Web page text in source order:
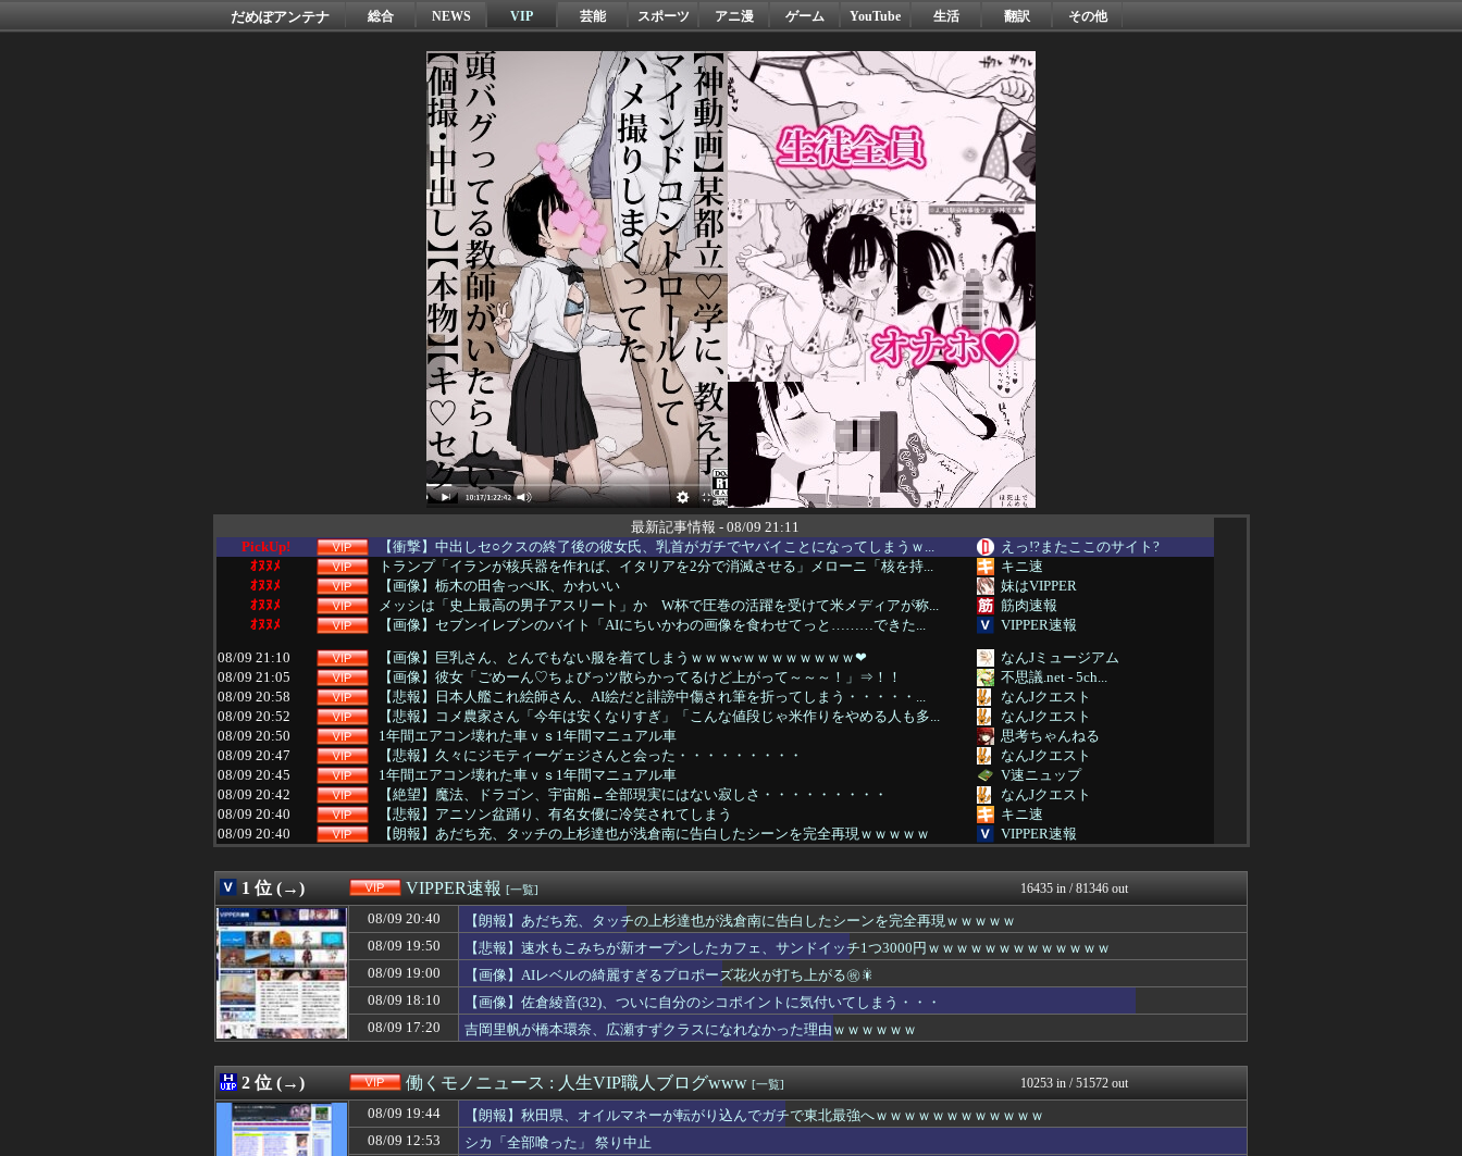
だめぽアンテナ 総合 NEWS VIP 芸能 スポーツ アニ漫 ゲーム YouTube 生活 翻訳 その他
最新記事情報 - 08/09 21:11
PickUp!
【衝撃】中出しセ○クスの終了後の彼女氏、乳首がガチでヤバイことになってしまうｗ...
えっ!?またここのサイト?
ｵﾇﾇﾒ
トランプ「イランが核兵器を作れば、イタリアを2分で消滅させる」メローニ「核を持...
キニ速
ｵﾇﾇﾒ
【画像】栃木の田舎っぺJK、かわいい
妹はVIPPER
ｵﾇﾇﾒ
メッシは「史上最高の男子アスリート」か W杯で圧巻の活躍を受けて米メディアが称...
筋肉速報
ｵﾇﾇﾒ
【画像】セブンイレブンのバイト「AIにちいかわの画像を食わせてっと………できた...
VIPPER速報
08/09 21:10
【画像】巨乳さん、とんでもない服を着てしまうｗｗｗwｗｗｗｗｗｗｗｗ❤
なんJミュージアム
08/09 21:05
【画像】彼女「ごめーん♡ちょびっツ散らかってるけど上がって～～～！」⇒！！
不思議.net - 5ch...
08/09 20:58
【悲報】日本人艦これ絵師さん、AI絵だと誹謗中傷され筆を折ってしまう・・・・・...
なんJクエスト
08/09 20:52
【悲報】コメ農家さん「今年は安くなりすぎ」「こんな値段じゃ米作りをやめる人も多...
なんJクエスト
08/09 20:50
1年間エアコン壊れた車ｖｓ1年間マニュアル車
思考ちゃんねる
08/09 20:47
【悲報】久々にジモティーゲェジさんと会った・・・・・・・・・
なんJクエスト
08/09 20:45
1年間エアコン壊れた車ｖｓ1年間マニュアル車
V速ニュップ
08/09 20:42
【絶望】魔法、ドラゴン、宇宙船←全部現実にはない寂しさ・・・・・・・・・
なんJクエスト
08/09 20:40
【悲報】アニソン盆踊り、有名女優に冷笑されてしまう
キニ速
08/09 20:40
【朗報】あだち充、タッチの上杉達也が浅倉南に告白したシーンを完全再現ｗｗｗｗｗ
VIPPER速報
08/09 20:37
【悲報】銀だこさん、88人しか買えない88円に都民が大行列ｗｗｗｗｗｗｗｗｗｗ
なんJクエスト
08/09 20:35
【画像】実は甲子園アルプスで本気チアしてた坂道メンバーたち
ラビット速報
08/09 20:35
【動画】かもしれない運転、限界突破・・・・・
08/09 20:35
【唖然】ラーメン屋さん「席でおむつ交換はちょっと・・」 パパ「子どもとか育てた...
不思議.net - 5ch...
08/09 20:34
【画像】志田未来(33)のおっぱいwwwwwwww
筋肉速報
08/09 20:32
【画像】風俗に行くと毎回こういう恵体メロンお姉さん(35)を指名してしまうｗｗ...
08/09 20:32
【悲報】鈴木福さん、22歳を迎えた現在の恋愛事情を語るｗｗｗｗｗｗｗｗｗｗ
なんJクエスト
08/09 20:30
痩せたい奴はブラックコーヒー飲め
あらまめ2ch
08/09 20:30
【画像】漫画家あだち充、タッチの告白シーンから40年記念で自分自身が浅倉南にな...
08/09 20:27
【悲報】膳場貴子さん「核兵器のない世界…現実はどうなのでしょう」長崎原爆投下か...
なんJクエスト
08/09 20:25
【驚愕】ブス女にチンコしごかれたらｗｗｗｗｗｗｗｗｗｗｗwwww
バズッター速報
08/09 20:25
医者「麻酔かけますよー」 わい(全身麻酔に耐えて見せる！うおおおおおお！！！！...
08/09 20:22
【朗報】法定速度絶対守るマン、どんなに見通しの良い道路でも40～60km以上出...
なんJクエスト
08/09 20:20
ダウンタウンの後継者が「千鳥」になるなんて誰が予想できたんや
1 位 (→) VIPPER速報 [一覧] 16435 in / 81346 out
08/09 20:40
【朗報】あだち充、タッチの上杉達也が浅倉南に告白したシーンを完全再現ｗｗｗｗｗ
08/09 19:50
【悲報】速水もこみちが新オープンしたカフェ、サンドイッチ1つ3000円ｗｗｗｗｗｗｗｗｗｗｗｗｗ
08/09 19:00
【画像】AIレベルの綺麗すぎるプロポーズ花火が打ち上がる㊗🎇
08/09 18:10
【画像】佐倉綾音(32)、ついに自分のシコポイントに気付いてしまう・・・
08/09 17:20
吉岡里帆が橋本環奈、広瀬すずクラスになれなかった理由ｗｗｗｗｗｗ
2 位 (→) 働くモノニュース : 人生VIP職人ブログwww [一覧] 10253 in / 51572 out
08/09 19:44
【朗報】秋田県、オイルマネーが転がり込んでガチで東北最強へｗｗｗｗｗｗｗｗｗｗｗｗ
08/09 12:53
シカ「全部喰った」 祭り中止